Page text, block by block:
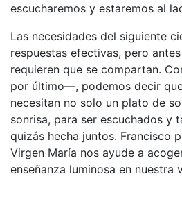
escucharemos y estaremos al
Las necesidades del siguiente
respuestas efectivas, pero
requieren que se compartan.
por último—, podemos decir
necesitan no solo un plato de
sonrisa, para ser escuchados y
quizás hecha juntos. Francisco
Virgen María nos ayude a
enseñanza luminosa en nuestra